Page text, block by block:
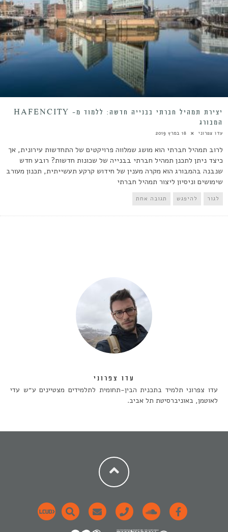
יצירת תמהיל חברתי בבנייה חדשה: ללמוד מ- HAFENCITY
המבורג
עדו צפרוני 18 במרץ 2019
לרוב תמהיל חברתי הוא מושג שמלווה פרויקטים של התחדשות עירונית, אך
כיצד ניתן לתכנן תמהיל חברתי בבנייה של שכונות חדשות? רובע חדש
שנבנה בהמבורג הוא מקרה מענין של חידוש קרקע תעשייתית, תכנון מעורב
שימושים וניסיון ליצור תמהיל חברתי
לגור להיפגש תגובה אחת
עדו צפרוני
עדו צפרוני תלמיד בתכנית הבין-תחומית לתלמידים מצטיינים ע״ש עדי
לאוטמן, באוניברסיטת תל אביב.